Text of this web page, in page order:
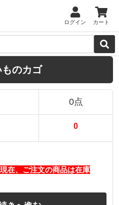
ログイン カート
のカゴ
0点
0
在、ご注文の商品は在庫